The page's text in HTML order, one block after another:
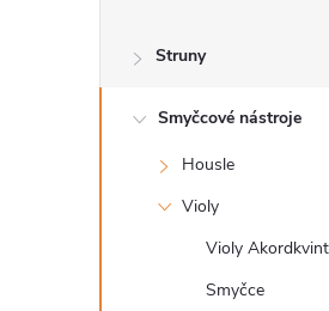
s
Struny
Smyčcové nástroje
Housle
Violy
Violy Akordkvint
Smyčce